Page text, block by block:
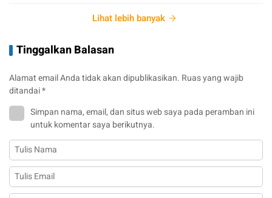
Lihat lebih banyak
Tinggalkan Balasan
Alamat email Anda tidak akan dipublikasikan. Ruas yang wajib
ditandai*
Simpan nama, email, dan situs web saya pada peramban ini
untuk komentar saya berikutnya.